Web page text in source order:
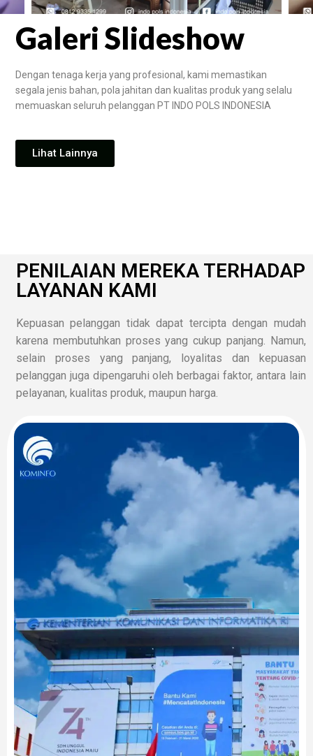
Galeri Slideshow
Dengan tenaga kerja yang profesional, kami memastikan
segala jenis bahan, pola jahitan dan kualitas produk yang selalu
memuaskan seluruh pelanggan PT INDO POLS INDONESIA
Lihat Lainnya
PENILAIAN MEREKA TERHADAP
LAYANAN KAMI
Kepuasan pelanggan tidak dapat tercipta dengan mudah
karena membutuhkan proses yang cukup panjang. Namun,
selain proses yang panjang, loyalitas dan kepuasan
pelanggan juga dipengaruhi oleh berbagai faktor, antara lain
pelayanan, kualitas produk, maupun harga.